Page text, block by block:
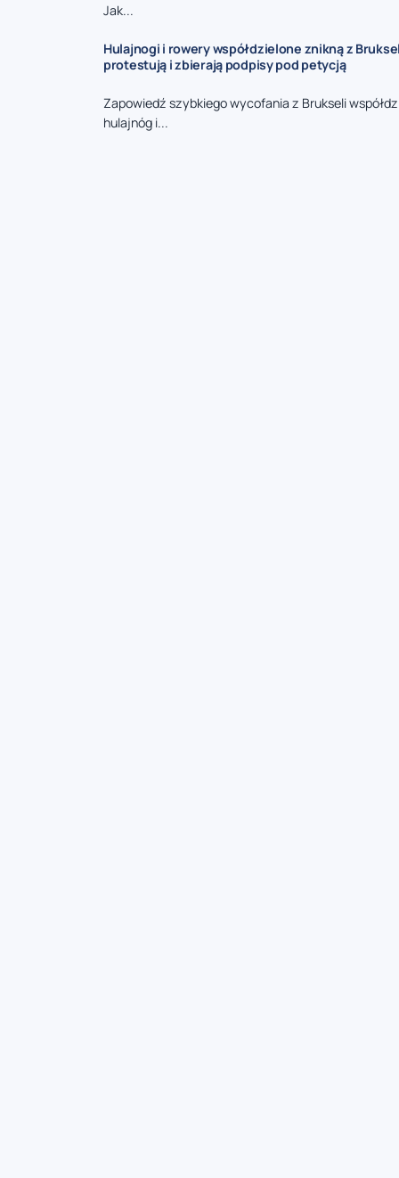
Jak...
Hulajnogi i rowery współdzielone znikną z
protestują i zbierają podpisy pod petycją
Zapowiedź szybkiego wycofania z Brukseli
hulajnóg i...